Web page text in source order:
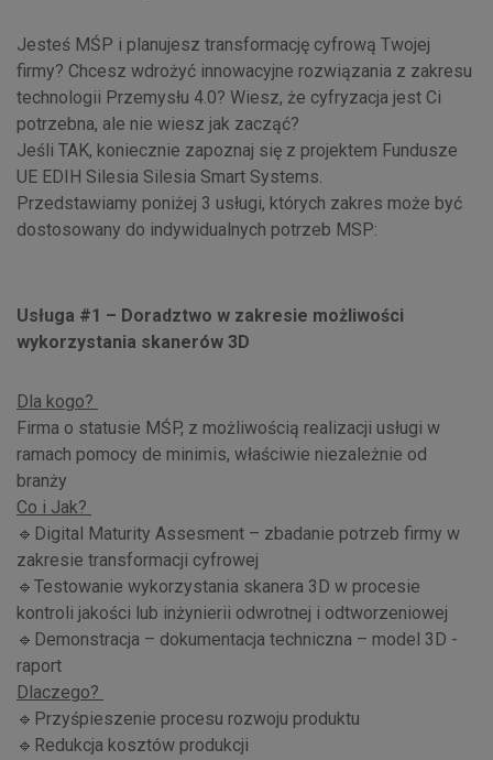
Jesteś MŚP i planujesz transformację cyfrową Twojej
firmy? Chcesz wdrożyć innowacyjne rozwiązania z zakresu
technologii Przemysłu 4.0? Wiesz, że cyfryzacja jest Ci
potrzebna, ale nie wiesz jak zacząć?
Jeśli TAK, koniecznie zapoznaj się z projektem Fundusze
UE EDIH Silesia Silesia Smart Systems.
Przedstawiamy poniżej 3 usługi, których zakres może być
dostosowany do indywidualnych potrzeb MSP:
Usługa #1 – Doradztwo w zakresie możliwości
wykorzystania skanerów 3D
Dla kogo?
Firma o statusie MŚP, z możliwością realizacji usługi w
ramach pomocy de minimis, właściwie niezależnie od
branży
Co i Jak?
🔹Digital Maturity Assesment – zbadanie potrzeb firmy w
zakresie transformacji cyfrowej
🔹Testowanie wykorzystania skanera 3D w procesie
kontroli jakości lub inżynierii odwrotnej i odtworzeniowej
🔹Demonstracja – dokumentacja techniczna – model 3D -
raport
Dlaczego?
🔹Przyśpieszenie procesu rozwoju produktu
🔹Redukcja kosztów produkcji